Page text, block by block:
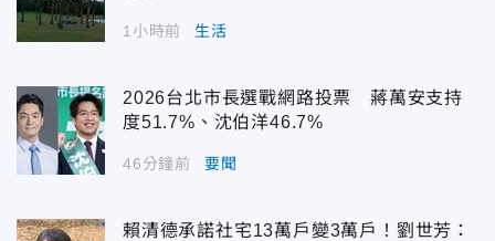
1小時前 生活
2026台北市長選戰網路投票 蔣萬安支持
度51.7%、沈伯洋46.7%
46分鐘前 要聞
賴清德承諾社宅13萬戶變3萬戶！劉世芳：